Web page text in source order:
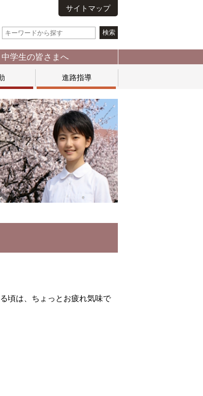
サイトマップ
中学生の皆さまへ
進路指導
頃は、ちょっとお疲れ気味で